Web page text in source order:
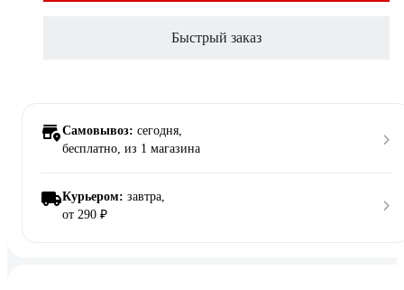
Быстрый заказ
Самовывоз: сегодня,
бесплатно, из 1 магазина
Курьером: завтра,
от 290 ₽